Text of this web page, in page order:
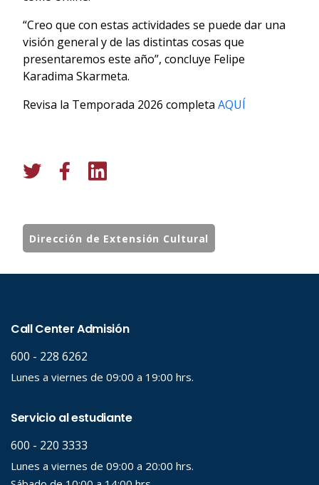
“Creo que con estas actividades se puede dar una
visión general y de las distintas cosas que
presentaremos este año”, concluye Felipe
Karadima Skarmeta.
Revisa la Temporada 2026 completa AQUÍ
Dirección de Extensión Cultural